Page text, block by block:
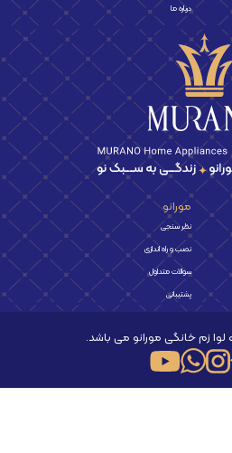
درباره ما
مورانو
نظر سنجی
نصب و راه اندازی
سوالات متداول
پشتیبانی
زم خانگی مورانو می باشد.